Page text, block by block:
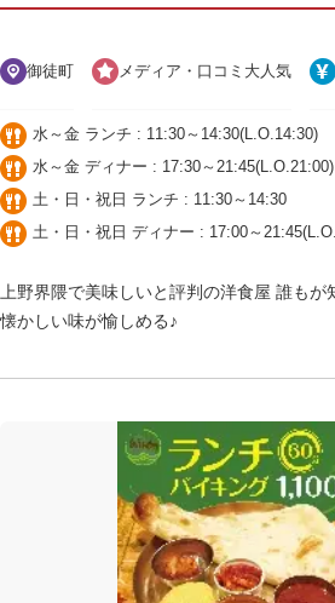
御徒町 メディア・口コミ大人気
水～金 ランチ : 11:30～14:30(L.O.14:30)
水～金 ディナー : 17:30～21:45(L.O.21:00)
土・日・祝日 ランチ : 11:30～14:30
土・日・祝日 ディナー : 17:00～
上野界隈で美味しいと評判の洋食屋 誰もが
懐かしい味が愉しめる♪